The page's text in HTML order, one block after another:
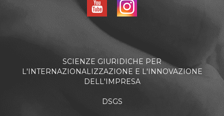
SCIENZE GIURIDICHE PER
L'INTERNAZIONALIZZAZIONE E L'INNOVAZIONE
DELL'IMPRESA
DSGS